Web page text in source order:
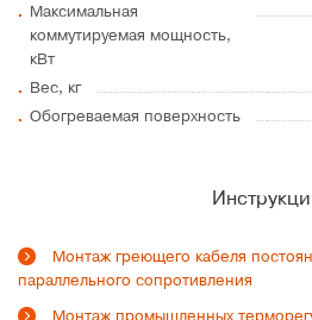
Максимальная
коммутируемая мощность,
кВт
Вес, кг
Обогреваемая поверхность
Монтаж греющего кабеля
параллельного сопротивления